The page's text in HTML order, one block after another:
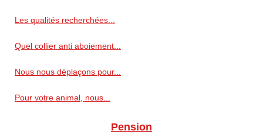
Les qualités recherchées...
Quel collier anti aboiement...
Nous nous déplaçons pour...
Pour votre animal, nous...
Pension